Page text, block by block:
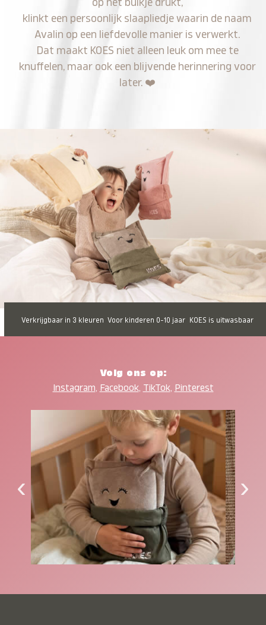
op het buikje drukt,
klinkt een persoonlijk slaapliedje waarin de naam
Avalin op een liefdevolle manier is verwerkt.
Dat maakt KOES niet alleen leuk om mee te
knuffelen, maar ook een blijvende herinnering voor
later. ❤️
Verkrijgbaar in 3 kleuren Voor kinderen 0-10 jaar KOES is uitwasbaar
Volg ons op:
Instagram, Facebook, TikTok, Pinterest
‹ ›